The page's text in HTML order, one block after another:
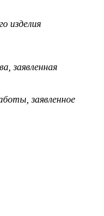
изделия
заявленная
заявленное